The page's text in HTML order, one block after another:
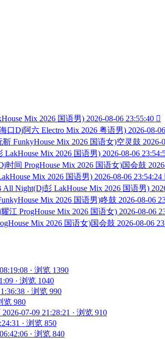
Mix 2026 国语男) 2026-08-06 23:55:40 
口Dj阿六 Electro Mix 2026 粤语男) 2026-08-
FunkyHouse Mix 2026 国语女)空灵鼓 2026-
Mix 2026 国语男) 2026-08-06
时间 ProgHouse Mix 2026 国语女)国会鼓
Mix 2026 国语男) 2026-08-06 23:54:24
Night(Dj彭 LakHouse Mix 2026 国语男)
Mix 2026 国语男)咚鼓 2026-08-06
江 ProgHouse Mix 2026 国语女) 2026-08-06
Mix 2026 国语女)国会鼓 2026-08-06
· 浏览 1390
· 浏览 1040
· 浏览 990
览 980
2026-07-09 21:28:21 · 浏览 910
· 浏览 850
· 浏览 840